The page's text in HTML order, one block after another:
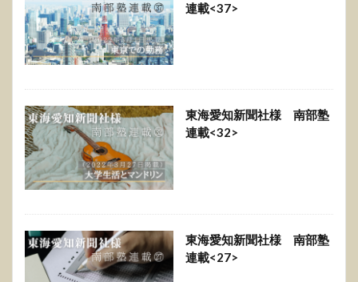
連載<37>
東海愛知新聞社様 南部塾
連載<32>
東海愛知新聞社様 南部塾
連載<27>